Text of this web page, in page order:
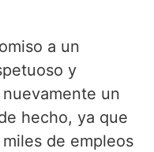
a un
y
un
hecho, ya que
de empleos